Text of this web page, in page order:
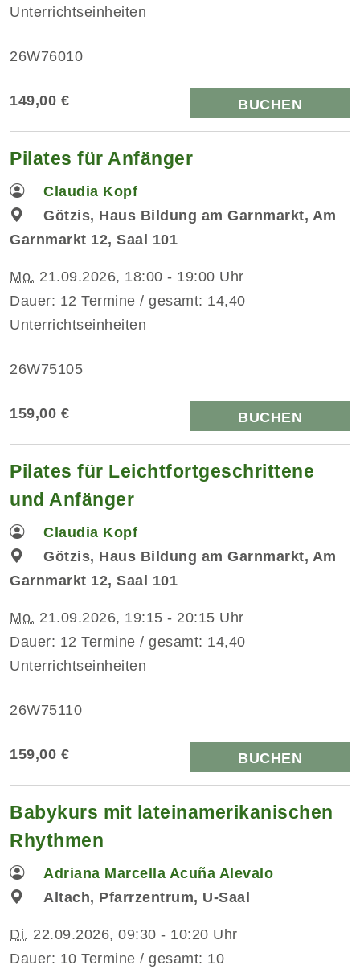
Unterrichtseinheiten
26W76010
149,00 € BUCHEN
Pilates für Anfänger
Claudia Kopf
Götzis, Haus Bildung am Garnmarkt, Am
Garnmarkt 12, Saal 101
Mo. 21.09.2026, 18:00 - 19:00 Uhr
Dauer: 12 Termine / gesamt: 14,40
Unterrichtseinheiten
26W75105
159,00 € BUCHEN
Pilates für Leichtfortgeschrittene
und Anfänger
Claudia Kopf
Götzis, Haus Bildung am Garnmarkt, Am
Garnmarkt 12, Saal 101
Mo. 21.09.2026, 19:15 - 20:15 Uhr
Dauer: 12 Termine / gesamt: 14,40
Unterrichtseinheiten
26W75110
159,00 € BUCHEN
Babykurs mit lateinamerikanischen
Rhythmen
Adriana Marcella Acuña Alevalo
Altach, Pfarrzentrum, U-Saal
Di. 22.09.2026, 09:30 - 10:20 Uhr
Dauer: 10 Termine / gesamt: 10